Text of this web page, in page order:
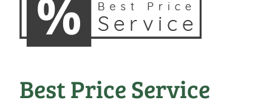
Best Price Service